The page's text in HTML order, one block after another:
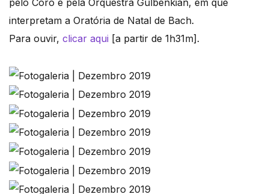
interpretam a Oratória de Natal de Bach.
Para ouvir, clicar aqui [a partir de 1h31m].